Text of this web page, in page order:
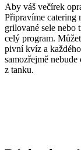
Aby váš večírek
Připravíme catering
grilované sele nebo
celý program.
pivní kvíz a
samozřejmě
z tanku.